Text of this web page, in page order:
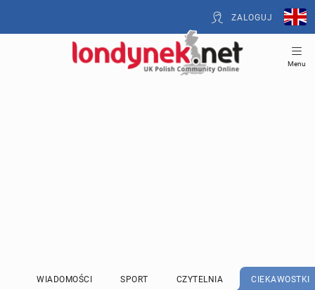
ZALOGUJ
Menu
WIADOMOŚCI SPORT CZYTELNIA CIEKAWOSTKI